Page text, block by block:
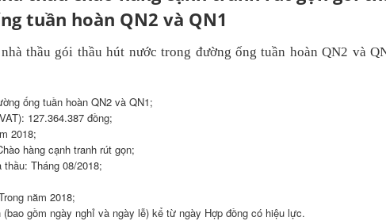
tuần hoàn QN2 và QN1
thầu gói thầuhút nước trong đường ống tuần hoàn QN2 và
ống tuần hoàn QN2 và QN1;
127.364.387 đồng;
2018;
hàng cạnh tranh rút gọn;
Tháng 08/2018;
năm 2018;
gồm ngày nghỉ và ngày lễ) kể từ ngày Hợp đồng có hiệu lực.